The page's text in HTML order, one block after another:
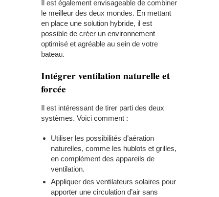
Il est également envisageable de combiner
le meilleur des deux mondes. En mettant
en place une solution hybride, il est
possible de créer un environnement
optimisé et agréable au sein de votre
bateau.
Intégrer ventilation naturelle et
forcée
Il est intéressant de tirer parti des deux
systèmes. Voici comment :
Utiliser les possibilités d’aération
naturelles, comme les hublots et grilles,
en complément des appareils de
ventilation.
Appliquer des ventilateurs solaires pour
apporter une circulation d’air sans